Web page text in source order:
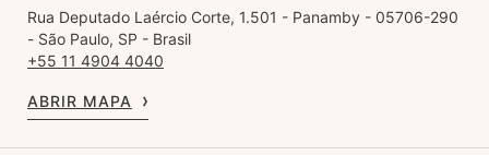
Rua Deputado Laércio Corte, 1.501 - Panamby - 05706-290
- São Paulo, SP - Brasil
+55 11 4904 4040
ABRIR MAPA